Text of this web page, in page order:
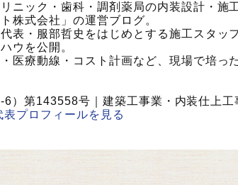
ニック・歯科・調剤薬局の内装設計・施
株式会社」の運営ブログ。
表・服部哲史をはじめとする施工スタッ
ウを公開。
医療動線・コスト計画など、現場で培っ
6）第143558号｜建築工事業・内装仕上工
プロフィールを見る